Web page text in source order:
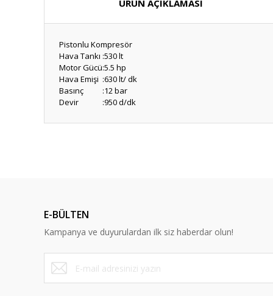
ÜRÜN AÇIKLAMASI
Pistonlu Kompresör
Hava Tankı :530 lt
Motor Gücü:5.5 hp
Hava Emişi :630 lt/ dk
Basınç
:12 bar
Devir
:950 d/dk
E-BÜLTEN
Kampanya ve duyurulardan ilk siz haberdar olun!